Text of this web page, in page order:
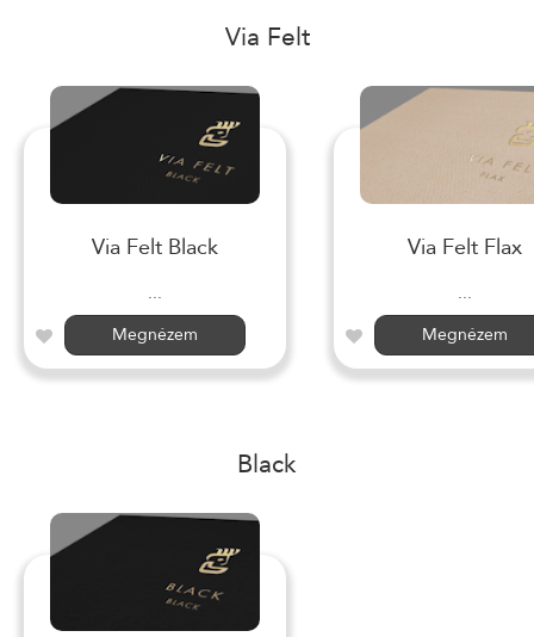
Via Felt
Via Felt Black
...
Megnézem
Via Felt Flax
...
Megnézem
Black